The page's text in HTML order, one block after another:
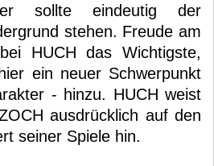
sollte eindeutig der
stehen. Freude am
HUCH das Wichtigste,
ein neuer Schwerpunkt
- hinzu. HUCH weist
ausdrücklich auf den
seiner Spiele hin.